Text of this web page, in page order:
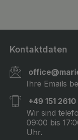
Kontaktdaten
Ihre Emails
+49 151
Wir sind
09:00 bis
Uhr.